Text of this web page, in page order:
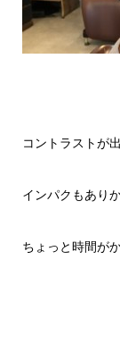
コントラストが
インパクもあり
ちょっと時間が